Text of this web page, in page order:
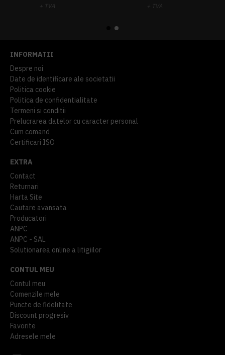
+ TVA
+ TVA
INFORMATII
Despre noi
Date de identificare ale societatii
Politica cookie
Politica de confidentialitate
Termeni si conditii
Prelucrarea datelor cu caracter personal
Cum comand
Certificari ISO
EXTRA
Contact
Returnari
Harta Site
Cautare avansata
Producatori
ANPC
ANPC - SAL
Solutionarea online a litigiilor
CONTUL MEU
Contul meu
Comenzile mele
Puncte de fidelitate
Discount progresiv
Favorite
Adresele mele